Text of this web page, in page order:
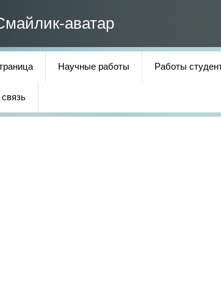
аватар
Научные работы Работы